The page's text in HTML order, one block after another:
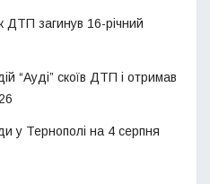
ДТП загинув 16-річний
“Ауді” скоїв ДТП і отримав
у Тернополі на 4 серпня